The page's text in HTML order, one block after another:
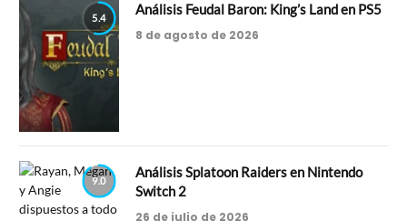
5.4
Análisis Feudal Baron: King’s Land en PS5
8 de agosto de 2026
9.0
Análisis Splatoon Raiders en Nintendo
Switch 2
26 de julio de 2026